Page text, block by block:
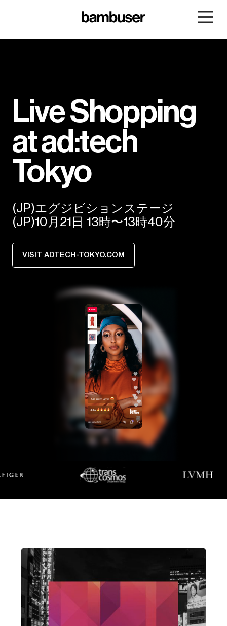
Live Shopping
at ad:tech
Tokyo
(JP)エグジビションステージ
(JP)10月21日 13時〜13時40分
VISIT ADTECH-TOKYO.COM